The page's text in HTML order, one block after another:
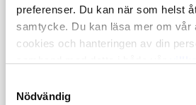
preferenser. Du kan när som helst
samtycke. Du kan läsa mer om vår
cookies och hanteringen av din
Nödvändig